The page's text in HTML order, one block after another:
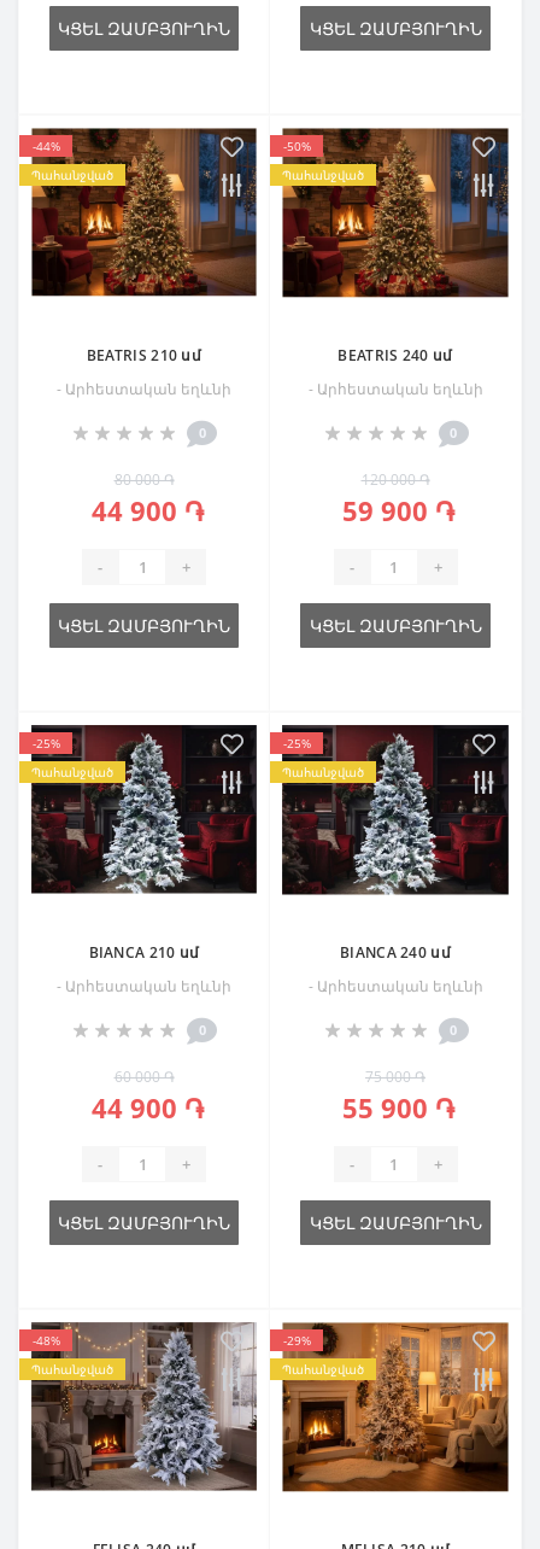
ԿՑԵԼ ԶԱՄԲՅՈՒՂԻՆ ԿՑԵԼ ԶԱՄԲՅՈՒՂԻՆ
-44%
Պահանջված
BEATRIS 210 սմ
- Արհեստական եղևնի
0
80 000 ֏
44 900 ֏
- +
ԿՑԵԼ ԶԱՄԲՅՈՒՂԻՆ
-50%
Պահանջված
BEATRIS 240 սմ
- Արհեստական եղևնի
0
120 000 ֏
59 900 ֏
- +
ԿՑԵԼ ԶԱՄԲՅՈՒՂԻՆ
-25%
Պահանջված
BIANCA 210 սմ
- Արհեստական եղևնի
0
60 000 ֏
44 900 ֏
- +
ԿՑԵԼ ԶԱՄԲՅՈՒՂԻՆ
-25%
Պահանջված
BIANCA 240 սմ
- Արհեստական եղևնի
0
75 000 ֏
55 900 ֏
- +
ԿՑԵԼ ԶԱՄԲՅՈՒՂԻՆ
-48%
Պահանջված
-29%
Պահանջված